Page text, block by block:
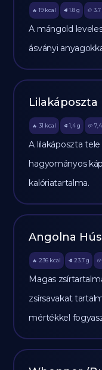
🔥 19 kcal 🥩 1.8 g 🥔 3.7
A mángold
ásványi
Lilakáposzta
🔥 31 kcal 🥩 1,4 g 🥔 7,4
A lilakáposzta
hagyományos
kalóriatartalma.
Angolna Hús
🔥 236 kcal 🥩 23.7 g 🥔
Magas
zsírsavakat
mértékkel